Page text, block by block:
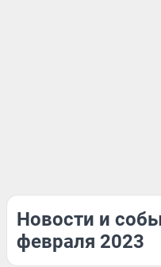
Новости и
февраля 2023